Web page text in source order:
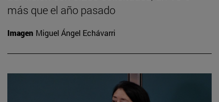
más que el año pasado
Imagen Miguel Ángel Echávarri